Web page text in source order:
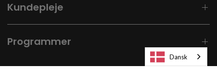
Kundepleje
Programmer
Dansk